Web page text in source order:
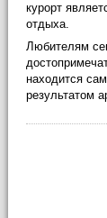
курорт
отдыха.
Любителям
находится
результатом